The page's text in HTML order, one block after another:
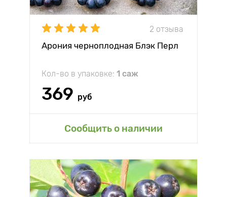
2 отзыва
Арония черноплодная Блэк Перл
Кол-во в упаковке: 1 саж
369 руб
Сообщить о наличии